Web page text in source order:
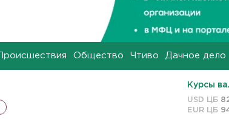
Происшествия Общество Чтиво Дачное дело
Курсы
USD ЦБ
EUR ЦБ